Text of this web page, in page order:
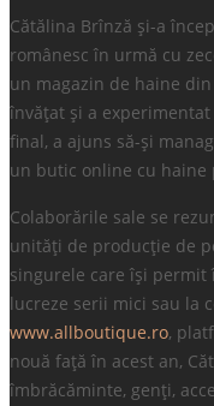
Cătălina Brînză și-a
românesc în urmă cu
un magazin de haine
învățat și a
final, a ajuns să-și
un butic online cu haine
Colaborările sale se
unități de producție de
singurele care își permit
lucreze serii mici sau la
www.allboutique.ro,
nouă față în acest an,
îmbrăcăminte, genți,